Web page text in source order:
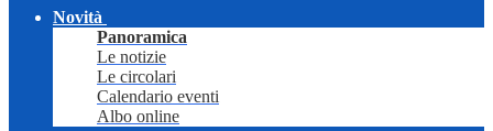
Novità
Panoramica
Le notizie
Le circolari
Calendario eventi
Albo online